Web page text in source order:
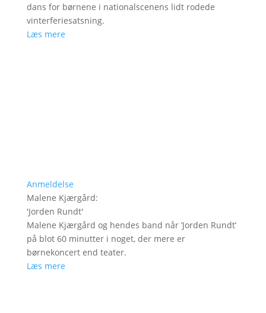
dans for børnene i nationalscenens lidt rodede
vinterferiesatsning.
Læs mere
Anmeldelse
Malene Kjærgård:
'Jorden Rundt'
Malene Kjærgård og hendes band når ’Jorden Rundt’
på blot 60 minutter i noget, der mere er
børnekoncert end teater.
Læs mere